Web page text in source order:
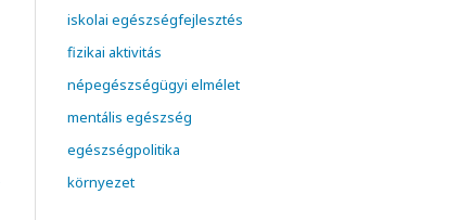
iskolai egészségfejlesztés
fizikai aktivitás
népegészségügyi elmélet
mentális egészség
egészségpolitika
környezet